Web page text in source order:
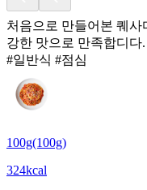
처음으로 만들어본 퀘사
강한 맛으로 만족합디다
#일반식 #점심
100g(100g)
324kcal